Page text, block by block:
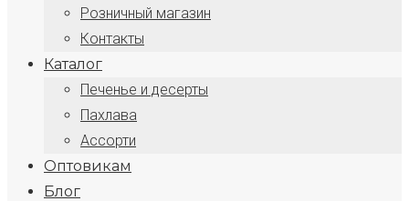
Розничный магазин
Контакты
Каталог
Печенье и десерты
Пахлава
Ассорти
Оптовикам
Блог